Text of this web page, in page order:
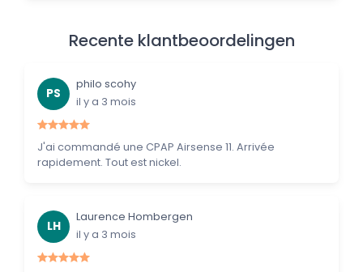
Recente klantbeoordelingen
PS
philo scohy
il y a 3 mois
J'ai commandé une CPAP Airsense 11. Arrivée
rapidement. Tout est nickel.
LH
Laurence Hombergen
il y a 3 mois